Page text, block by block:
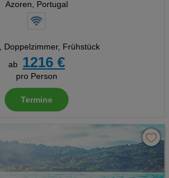
Azoren, Portugal
, Doppelzimmer, Frühstück
ab
1216 €
pro Person
Termine